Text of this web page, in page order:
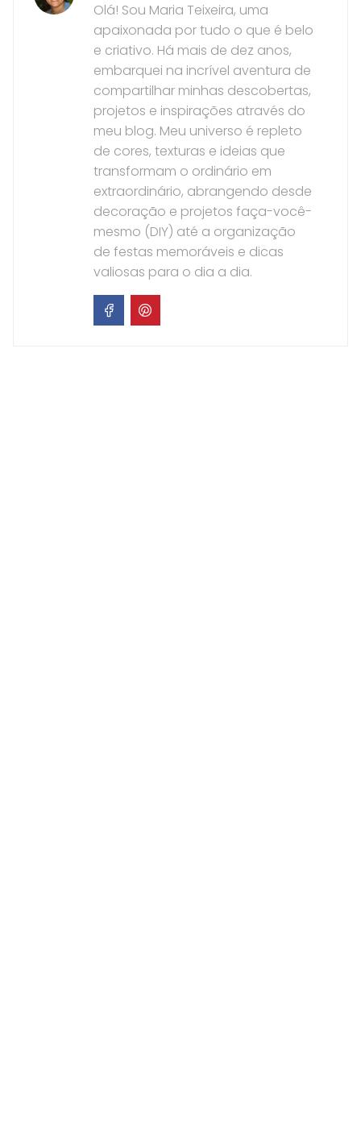
Olá! Sou Maria Teixeira, uma
apaixonada por tudo o que é belo
e criativo. Há mais de dez anos,
embarquei na incrível aventura de
compartilhar minhas descobertas,
projetos e inspirações através do
meu blog. Meu universo é repleto
de cores, texturas e ideias que
transformam o ordinário em
extraordinário, abrangendo desde
decoração e projetos faça-você-
mesmo (DIY) até a organização
de festas memoráveis e dicas
valiosas para o dia a dia.